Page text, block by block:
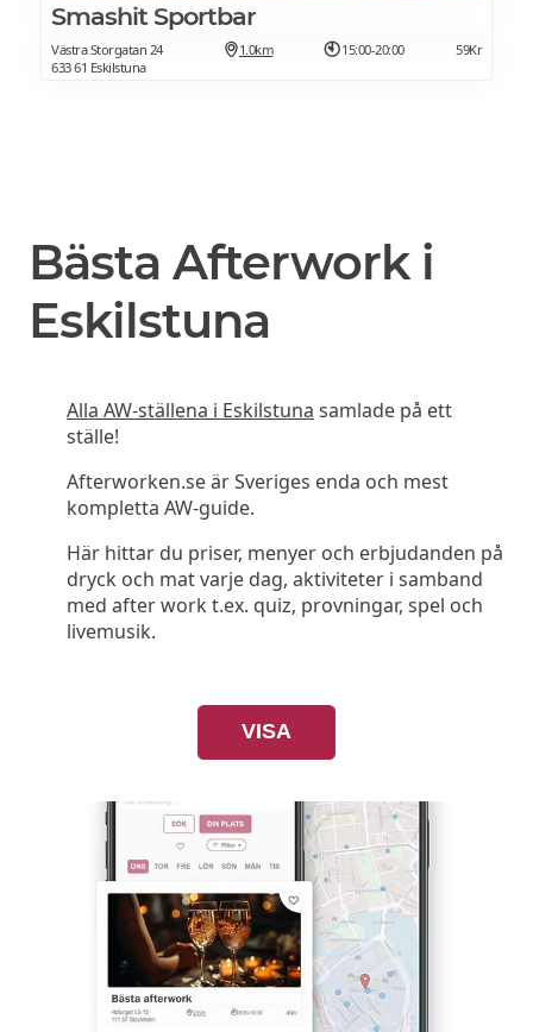
Smashit Sportbar
Västra Storgatan 24
633 61 Eskilstuna
1.0km 15:00-20:00 59Kr
Bästa Afterwork i
Eskilstuna
Alla AW-ställena i Eskilstuna samlade på ett
ställe!
Afterworken.se är Sveriges enda och mest
kompletta AW-guide.
Här hittar du priser, menyer och erbjudanden på
dryck och mat varje dag, aktiviteter i samband
med after work t.ex. quiz, provningar, spel och
livemusik.
VISA